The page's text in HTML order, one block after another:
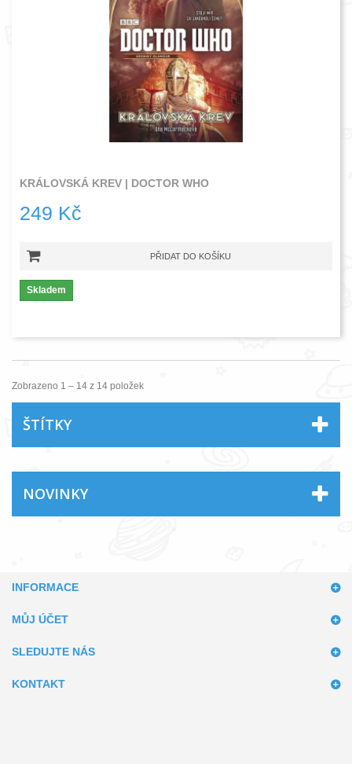
KRÁLOVSKÁ KREV | DOCTOR WHO
249 Kč
PŘIDAT DO KOŠÍKU
Skladem
Zobrazeno 1 – 14 z 14 položek
ŠTÍTKY
NOVINKY
INFORMACE
MŮJ ÚČET
SLEDUJTE NÁS
KONTAKT